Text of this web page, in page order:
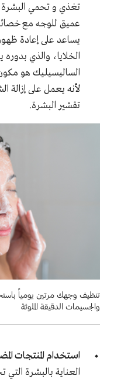
تغذي و تحمي البشرة
عميق للوجه مع
يساعد على إعادة
الخلايا، والذي
الساليسيليك هو
لأنه يعمل على إزالة
تقشير البشرة.
تنظيف وجهك مرتين يومياً
والجسيمات الدقيقة الملوثة
استخدام المنتجات
العناية بالبشرة